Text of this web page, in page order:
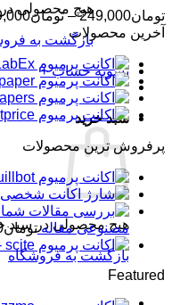
هیچ محصولی
بازگشت به
تسویه حساب +
سبد خرید
هیچ محصولی در سبد
بازگشت به فروشگاه
تومان249,000
– تومان
آخرین محصولات
پرفروش ترین محصولات
مصنوعی مقاله تومان
Featured